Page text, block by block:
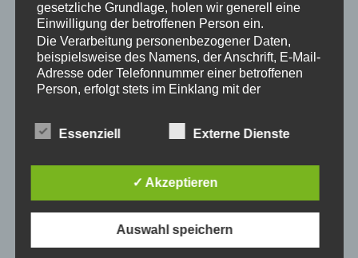
Informieren sie sich über unsere Aussteller.
Das Verzeichnis wird fortlaufend aktualisiert.
gesetzliche Grundlage, holen wir generell eine
Einwilligung der betroffenen Person ein.
Die Verarbeitung personenbezogener Daten,
beispielsweise des Namens, der Anschrift, E-Mail-
Adresse oder Telefonnummer einer betroffenen
Person, erfolgt stets im Einklang mit der
Übereinstimmung mit den für uns geltenden
landesspezifischen Datenschutzbestimmungen.
Unternehmen die Öffentlichkeit über Art, Umfang
und Zweck der von uns erhobenen, genutzten und
verarbeiteten personenbezogenen Daten
informieren. Ferner werden betroffene Personen
mittels dieser Datenschutzerklärung über die
ihnen zustehenden Rechte aufgeklärt.
Essenziell Externe Dienste
✓ Akzeptieren
Auswahl speichern